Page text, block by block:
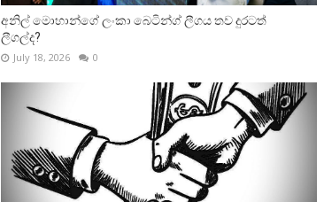
අනිල් මොහාන්ගේ ලංකා බෙටින්ග් ලීගය තව දුරටත්
ලීගල්ද?
July 18, 2026 0